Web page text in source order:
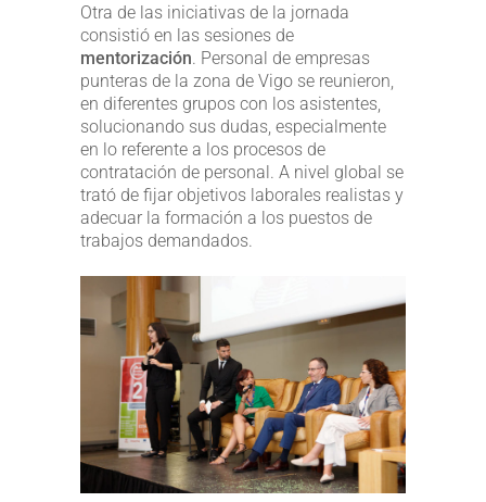
Otra de las iniciativas de la jornada
consistió en las sesiones de
mentorización. Personal de empresas
punteras de la zona de Vigo se reunieron,
en diferentes grupos con los asistentes,
solucionando sus dudas, especialmente
en lo referente a los procesos de
contratación de personal. A nivel global se
trató de fijar objetivos laborales realistas y
adecuar la formación a los puestos de
trabajos demandados.